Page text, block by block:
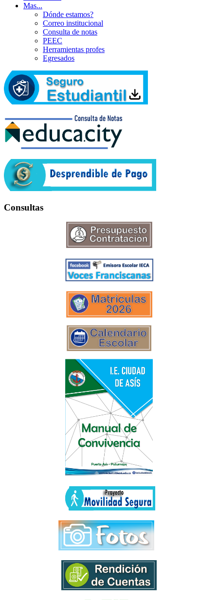
Mas...
Dónde estamos?
Correo institucional
Consulta de notas
PEEC
Herramientas profes
Egresados
Consultas